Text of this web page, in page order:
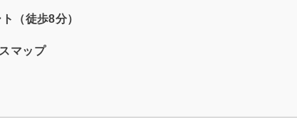
（徒歩8分）
マップ